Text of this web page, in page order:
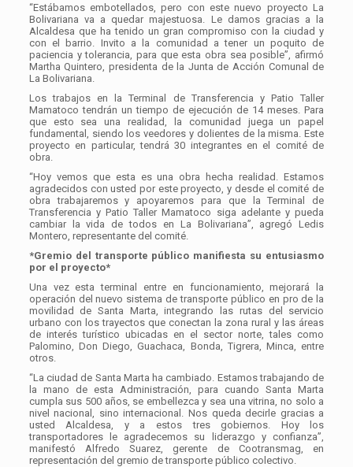
“Estábamos embotellados, pero con este nuevo proyecto La
Bolivariana va a quedar majestuosa. Le damos gracias a la
Alcaldesa que ha tenido un gran compromiso con la ciudad y
con el barrio. Invito a la comunidad a tener un poquito de
paciencia y tolerancia, para que esta obra sea posible”, afirmó
Martha Quintero, presidenta de la Junta de Acción Comunal de
La Bolivariana.
Los trabajos en la Terminal de Transferencia y Patio Taller
Mamatoco tendrán un tiempo de ejecución de 14 meses. Para
que esto sea una realidad, la comunidad juega un papel
fundamental, siendo los veedores y dolientes de la misma. Este
proyecto en particular, tendrá 30 integrantes en el comité de
obra.
“Hoy vemos que esta es una obra hecha realidad. Estamos
agradecidos con usted por este proyecto, y desde el comité de
obra trabajaremos y apoyaremos para que la Terminal de
Transferencia y Patio Taller Mamatoco siga adelante y pueda
cambiar la vida de todos en La Bolivariana”, agregó Ledis
Montero, representante del comité.
*Gremio del transporte público manifiesta su entusiasmo
por el proyecto*
Una vez esta terminal entre en funcionamiento, mejorará la
operación del nuevo sistema de transporte público en pro de la
movilidad de Santa Marta, integrando las rutas del servicio
urbano con los trayectos que conectan la zona rural y las áreas
de interés turístico ubicadas en el sector norte, tales como
Palomino, Don Diego, Guachaca, Bonda, Tigrera, Minca, entre
otros.
“La ciudad de Santa Marta ha cambiado. Estamos trabajando de
la mano de esta Administración, para cuando Santa Marta
cumpla sus 500 años, se embellezca y sea una vitrina, no solo a
nivel nacional, sino internacional. Nos queda decirle gracias a
usted Alcaldesa, y a estos tres gobiernos. Hoy los
transportadores le agradecemos su liderazgo y confianza”,
manifestó Alfredo Suarez, gerente de Cootransmag, en
representación del gremio de transporte público colectivo.